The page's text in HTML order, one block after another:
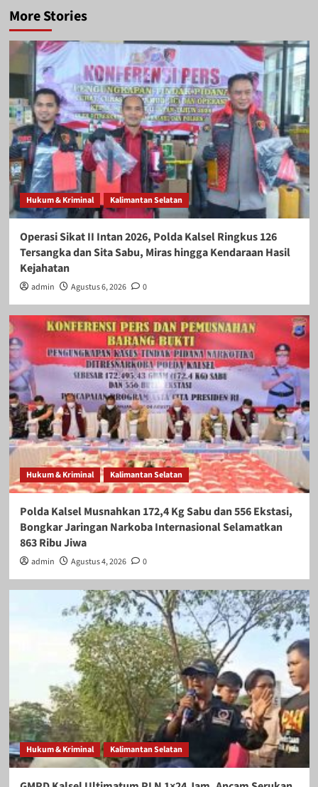
More Stories
Hukum & Kriminal Kalimantan Selatan
Operasi Sikat II Intan 2026, Polda Kalsel Ringkus 126
Tersangka dan Sita Sabu, Miras hingga Kendaraan Hasil
Kejahatan
admin Agustus 6, 2026 0
Hukum & Kriminal Kalimantan Selatan
Polda Kalsel Musnahkan 172,4 Kg Sabu dan 556 Ekstasi,
Bongkar Jaringan Narkoba Internasional Selamatkan
863 Ribu Jiwa
admin Agustus 4, 2026 0
Hukum & Kriminal Kalimantan Selatan